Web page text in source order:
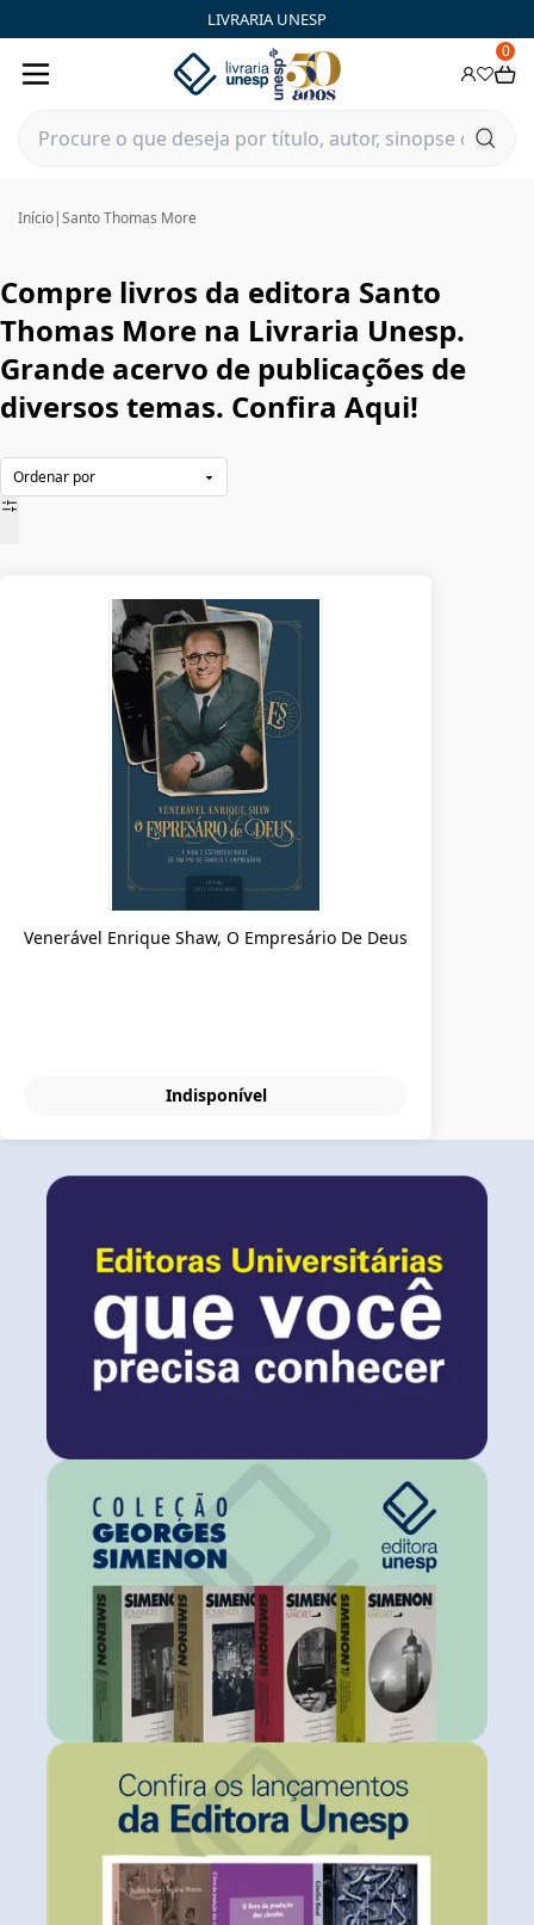
LIVRARIA UNESP
0
Início|Santo Thomas More
Compre livros da editora Santo
Thomas More na Livraria Unesp.
Grande acervo de publicações de
diversos temas. Confira Aqui!
Venerável Enrique Shaw, O Empresário De Deus
Indisponível
Santo Thomas More|Livraria Unesp | FastStore PLP